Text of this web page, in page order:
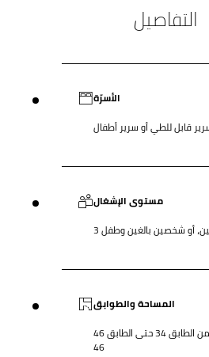
التفاصيل
الأسرّة
قابل للطي أو سرير أطفال
مستوى الإشغال
أو شخصين بالغين وطفل
المساحة والطوابق
46 متر مربع (494 قدم مربع). من الطابق 34 حتى الطابق
46